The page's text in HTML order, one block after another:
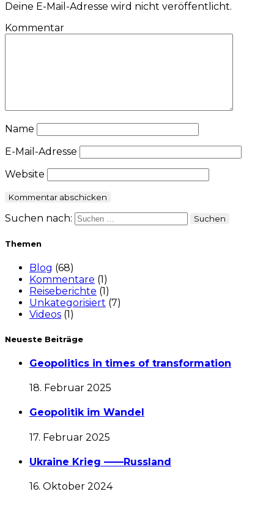
Deine E-Mail-Adresse wird nicht veröffentlicht.
Kommentar
Name
E-Mail-Adresse
Website
Suchen nach:
Themen
Blog (68)
Kommentare (1)
Reiseberichte (1)
Unkategorisiert (7)
Videos (1)
Neueste Beiträge
Geopolitics in times of transformation
18. Februar 2025
Geopolitik im Wandel
17. Februar 2025
Ukraine Krieg ——Russland
16. Oktober 2024